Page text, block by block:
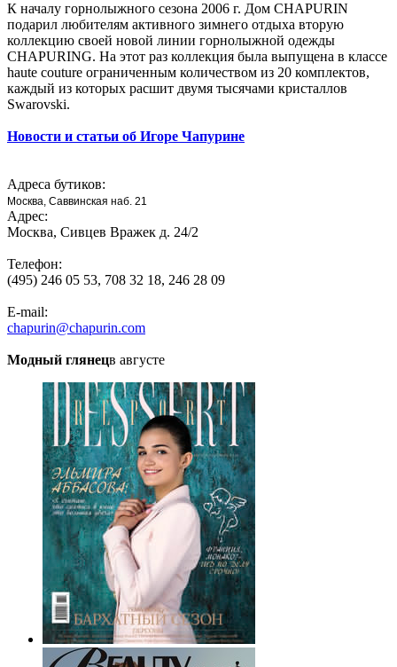
К началу горнолыжного сезона 2006 г. Дом CHAPURIN
подарил любителям активного зимнего отдыха вторую
коллекцию своей новой линии горнолыжной одежды
CHAPURING. На этот раз коллекция была выпущена в классе
haute couture ограниченным количеством из 20 комплектов,
каждый из которых расшит двумя тысячами кристаллов
Swarovski.
Новости и статьи об Игоре Чапурине
Адреса бутиков:
Москва, Саввинская наб. 21
Адрес:
Москва, Сивцев Вражек д. 24/2
Телефон:
(495) 246 05 53, 708 32 18, 246 28 09
E-mail:
chapurin@chapurin.com
Модный глянецв августе